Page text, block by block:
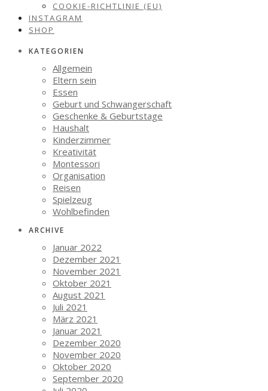
COOKIE-RICHTLINIE (EU)
INSTAGRAM
SHOP
KATEGORIEN
Allgemein
Eltern sein
Essen
Geburt und Schwangerschaft
Geschenke & Geburtstage
Haushalt
Kinderzimmer
Kreativität
Montessori
Organisation
Reisen
Spielzeug
Wohlbefinden
ARCHIVE
Januar 2022
Dezember 2021
November 2021
Oktober 2021
August 2021
Juli 2021
März 2021
Januar 2021
Dezember 2020
November 2020
Oktober 2020
September 2020